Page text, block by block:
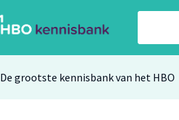
De grootste kennisbank van het HBO